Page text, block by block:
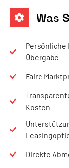
Was
Persönliche
Übergabe
Faire
Kosten
Direkte